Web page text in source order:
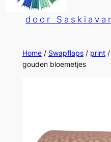
door
Home/ Swapflaps/ print/
gouden bloemetjes